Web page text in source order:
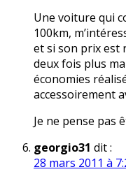
Une voiture qui
100km,
et si son prix est
deux fois plus
économies
accessoirement
Je ne pense pas
georgio31 dit :
28 mars 2011 à